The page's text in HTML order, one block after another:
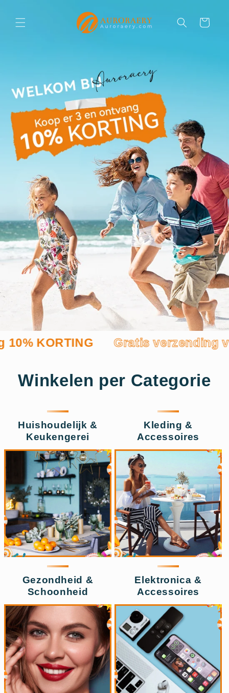
content
Winkelwagen
Gratis verzending vanaf 50€
Winkelen per Categorie
Huishoudelijk &
Keukengerei
Kleding &
Accessoires
Gezondheid &
Schoonheid
Elektronica &
Accessoires